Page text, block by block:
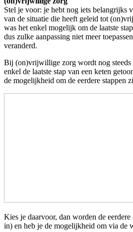
Stel je voor: je hebt nog iets belangrijks
van de situatie die heeft geleid tot
was het enkel mogelijk om de laatste
dus zulke aanpassing niet meer
veranderd.
Bij (on)vrijwillige zorg wordt nog
enkel de laatste stap van een keten
de mogelijkheid om de eerdere stappen
Kies je daarvoor, dan worden de
in) en heb je de mogelijkheid om via de